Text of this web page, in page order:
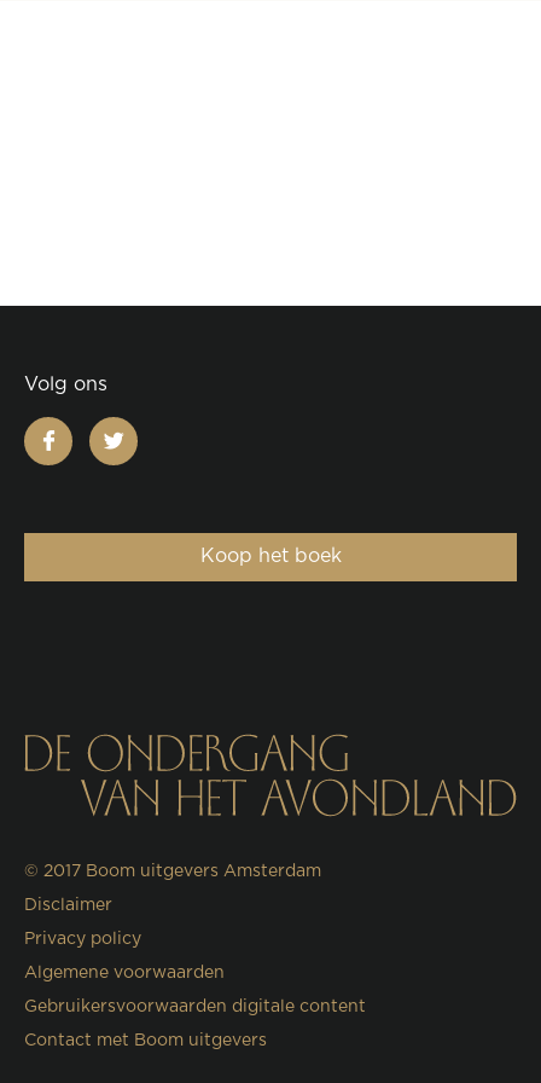
Volg ons
facebooktwitter
Koop het boek
© 2017 Boom uitgevers Amsterdam
Disclaimer
Privacy policy
Algemene voorwaarden
Gebruikersvoorwaarden digitale content
Contact met Boom uitgevers